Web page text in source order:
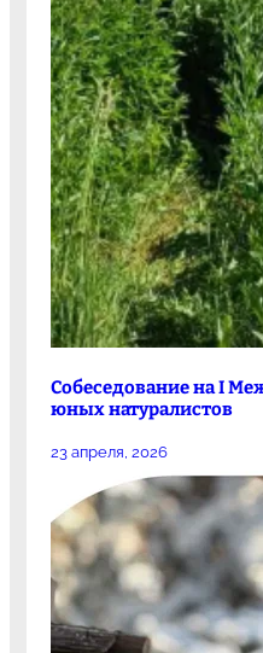
Собеседование на I
юных натуралистов
23 апреля, 2026